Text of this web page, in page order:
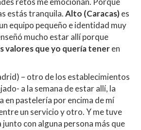
estás tranquila.Alto (Caracas)es
equipo pequeño e identidad muy
mucho estar allí porque
valores que yo quería teneren
– otro de los establecimientos
a la semana de estar allí, la
en pastelería por encima de mí
un servicio y otro. Y me tuve
con alguna persona más que